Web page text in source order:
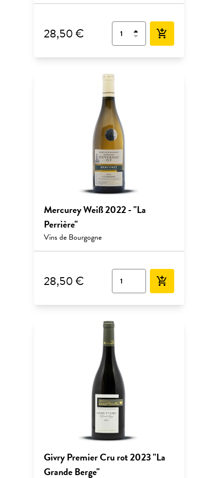
28,50 € add_shopping_cart
Mercurey Weiß 2022 - "La
Perrière"
Vins de Bourgogne
28,50 € add_shopping_cart
Givry Premier Cru rot 2023 "La
Grande Berge"